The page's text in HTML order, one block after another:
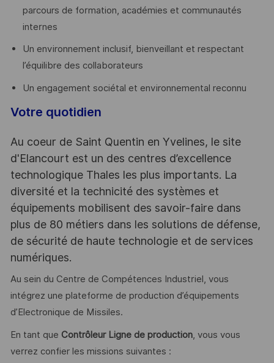
parcours de formation, académies et communautés
internes
Un environnement inclusif, bienveillant et respectant
l’équilibre des collaborateurs
Un engagement sociétal et environnemental reconnu
Votre quotidien
Au coeur de Saint Quentin en Yvelines, le site
d'Elancourt est un des centres d’excellence
technologique Thales les plus importants. La
diversité et la technicité des systèmes et
équipements mobilisent des savoir-faire dans
plus de 80 métiers dans les solutions de défense,
de sécurité de haute technologie et de services
numériques.
Au sein du Centre de Compétences Industriel, vous
intégrez une plateforme de production d’équipements
d’Electronique de Missiles.
En tant que Contrôleur Ligne de production, vous vous
verrez confier les missions suivantes :